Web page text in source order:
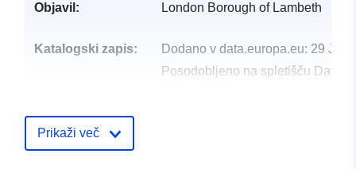
Objavil: London Borough of Lambeth
Katalogski zapis: Dodano v data.europa.eu: 29 July
Posodobljeno na spletišču
uriRef:
Prikaži več